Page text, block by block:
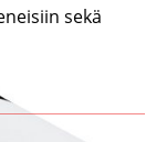
sekä